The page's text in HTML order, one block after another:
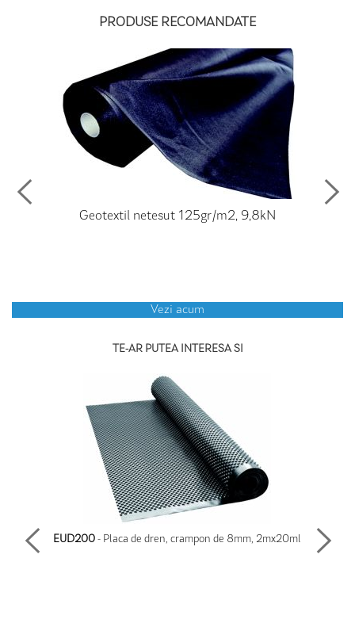
PRODUSE RECOMANDATE
Geotextil netesut 125gr/m2, 9,8kN
Vezi acum
TE-AR PUTEA INTERESA SI
EUD200 - Placa de dren, crampon de 8mm, 2mx20ml